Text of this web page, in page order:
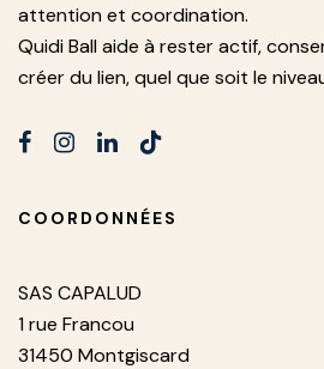
attention et coordination.
Quidi Ball aide à rester actif,
créer du lien, quel que soit le
COORDONNÉES
SAS CAPALUD
1 rue Francou
31450 Montgiscard